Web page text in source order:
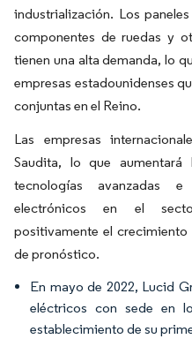
industrialización. Los
componentes de ruedas y
tienen una alta demanda, lo
empresas estadounidenses
conjuntas en el Reino.
Las empresas
Saudita, lo que
tecnologías avanzadas
electrónicos en el
positivamente el
de pronóstico.
En mayo de 2022, Lucid
eléctricos con sede en
establecimiento de su